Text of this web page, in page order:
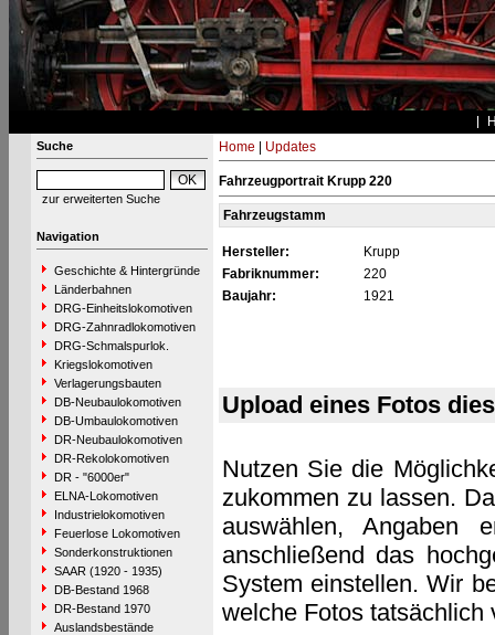
Suche
zur erweiterten Suche
Navigation
Geschichte & Hintergründe
Länderbahnen
DRG-Einheitslokomotiven
DRG-Zahnradlokomotiven
DRG-Schmalspurlok.
Kriegslokomotiven
Verlagerungsbauten
DB-Neubaulokomotiven
DB-Umbaulokomotiven
DR-Neubaulokomotiven
DR-Rekolokomotiven
DR - "6000er"
ELNA-Lokomotiven
Industrielokomotiven
Feuerlose Lokomotiven
Sonderkonstruktionen
SAAR (1920 - 1935)
DB-Bestand 1968
DR-Bestand 1970
Auslandsbestände
Home Updates
Fahrzeugportrait Krupp 220
Fahrzeugstamm
Hersteller:
Krupp
Fabriknummer:
220
Baujahr:
1921
Upload eines Fotos
Nutzen Sie die
zukommen zu lassen.
auswählen, Angaben
anschließend das
System einstellen. Wir
welche Fotos tatsächlich